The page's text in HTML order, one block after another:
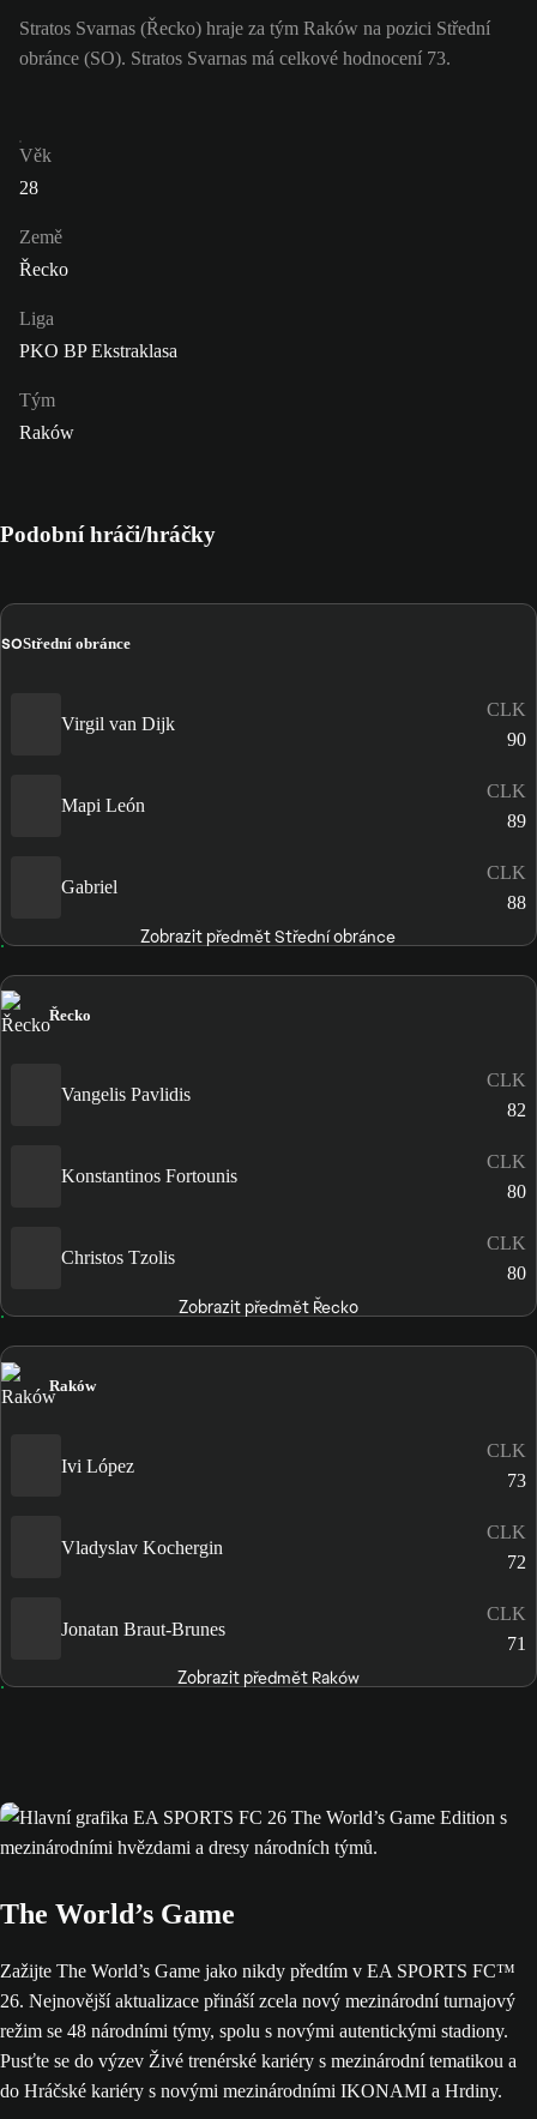
Stratos Svarnas (Řecko) hraje za tým Raków na pozici Střední
obránce (SO). Stratos Svarnas má celkové hodnocení 73.
Věk
28
Země
Řecko
Liga
PKO BP Ekstraklasa
Tým
Raków
Podobní hráči/hráčky
SOStřední obránce
Virgil van Dijk
CLK
90
Mapi León
CLK
89
Gabriel
CLK
88
Zobrazit předmět Střední obránce
Řecko
Vangelis Pavlidis
CLK
82
Konstantinos Fortounis
CLK
80
Christos Tzolis
CLK
80
Zobrazit předmět Řecko
Raków
Ivi López
CLK
73
Vladyslav Kochergin
CLK
72
Jonatan Braut-Brunes
CLK
71
Zobrazit předmět Raków
The World’s Game
Zažijte The World’s Game jako nikdy předtím v EA SPORTS FC™
26. Nejnovější aktualizace přináší zcela nový mezinárodní turnajový
režim se 48 národními týmy, spolu s novými autentickými stadiony.
Pusťte se do výzev Živé trenérské kariéry s mezinárodní tematikou a
do Hráčské kariéry s novými mezinárodními IKONAMI a Hrdiny.